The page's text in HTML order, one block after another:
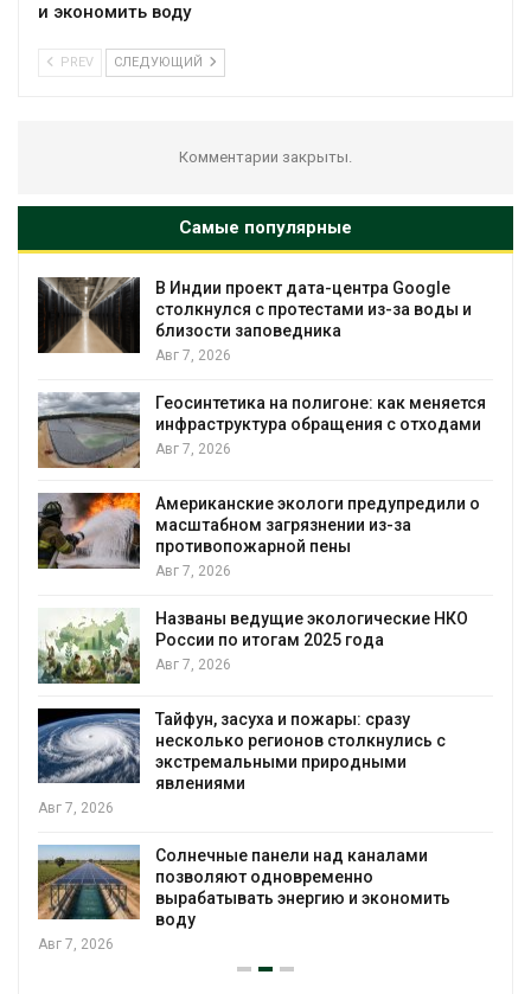
и экономить воду
PREV СЛЕДУЮЩИЙ
Комментарии закрыты.
Самые популярные
воды и
меняется
отходами
о
НКО
с
Дождевая вода с крыш может
городам переживать жару
Авг 7, 2026
строительство мусорных
уборку контейнерных площадок
Панамский канал вновь
загрузку судов из-за дефицита
воды
В китайской провинции Шэньси
паводков эвакуировали более
МЕГА и ВкусВилл установили
экообменники для сбора
воду из воздуха с помощью ветра
Авг 6, 2026